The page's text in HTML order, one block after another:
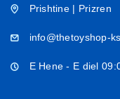
Prishtine | Prizren
info@thetoyshop-
E Hene - E diel